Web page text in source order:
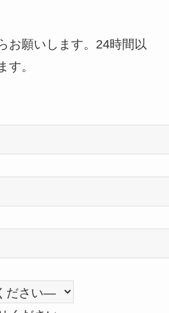
お願いします。24時間以
す。